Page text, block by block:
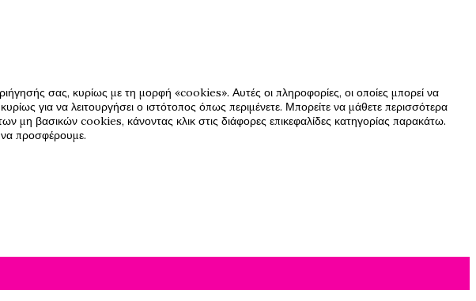
σας, κυρίως με τη μορφή «cookies». Αυτές οι πληροφορίες, οι οποίες μπορεί να
για να λειτουργήσει ο ιστότοπος όπως περιμένετε. Μπορείτε να μάθετε περισσότερα
μη βασικών cookies, κάνοντας κλικ στις διάφορες επικεφαλίδες κατηγορίας παρακάτω.
να προσφέρουμε.